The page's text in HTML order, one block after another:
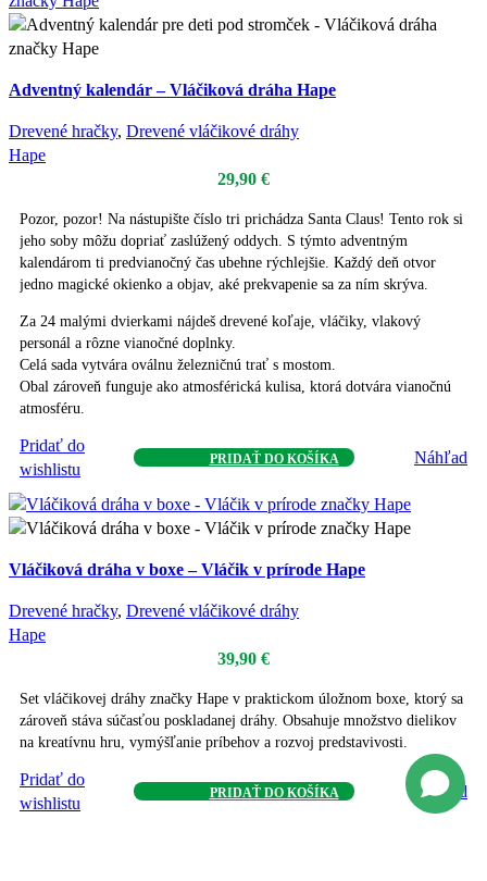
Adventný kalendár – Vláčiková dráha Hape
Drevené hračky, Drevené vláčikové dráhy
Hape
29,90 €
Pozor, pozor! Na nástupište číslo tri prichádza Santa Claus! Tento rok si
jeho soby môžu dopriať zaslúžený oddych. S týmto adventným
kalendárom ti predvianočný čas ubehne rýchlejšie. Každý deň otvor
jedno magické okienko a objav, aké prekvapenie sa za ním skrýva.
Za 24 malými dvierkami nájdeš drevené koľaje, vláčiky, vlakový
personál a rôzne vianočné doplnky.
Celá sada vytvára oválnu železničnú trať s mostom.
Obal zároveň funguje ako atmosférická kulisa, ktorá dotvára vianočnú
atmosféru.
Pridať do
wishlistu
PRIDAŤ DO KOŠÍKA Náhľad
Vláčiková dráha v boxe – Vláčik v prírode Hape
Drevené hračky, Drevené vláčikové dráhy
Hape
39,90 €
Set vláčikovej dráhy značky Hape v praktickom úložnom boxe, ktorý sa
zároveň stáva súčasťou poskladanej dráhy. Obsahuje množstvo dielikov
na kreatívnu hru, vymýšľanie príbehov a rozvoj predstavivosti.
Pridať do
wishlistu
PRIDAŤ DO KOŠÍKA Náhľad